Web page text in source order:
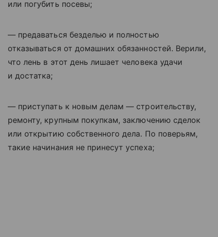
или погубить посевы;
— предаваться безделью и полностью
отказываться от домашних обязанностей. Верили,
что лень в этот день лишает человека удачи
и достатка;
— приступать к новым делам — строительству,
ремонту, крупным покупкам, заключению сделок
или открытию собственного дела. По поверьям,
такие начинания не принесут успеха;